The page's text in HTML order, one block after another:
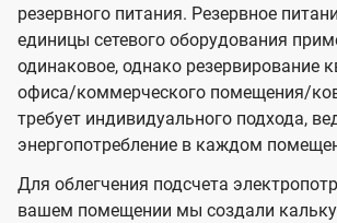
резервного питания. Резервное
единицы сетевого оборудования
одинаковое, однако резервирование
офиса/коммерческого помещения/
требует индивидуального подхода,
энергопотребление в каждом
Для облегчения подсчета
вашем помещении мы создали